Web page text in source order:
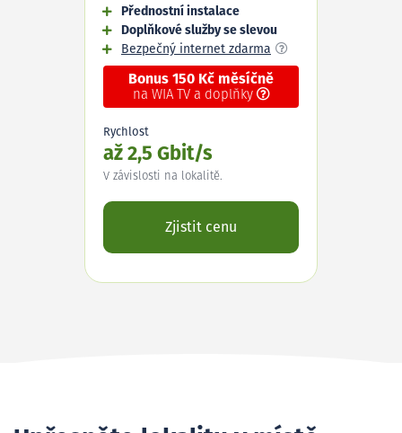
Přednostní instalace
Doplňkové služby se slevou
Bezpečný internet zdarma
Bonus 150 Kč měsíčně
na WIA TV a doplňky
Rychlost
až 2,5 Gbit/s
V závislosti na lokalitě.
Zjistit cenu